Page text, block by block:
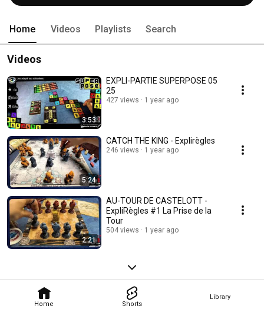
Home Shorts
Library
Home Videos Playlists Search
Videos
3:53
EXPLI-PARTIE SUPERPOSE 05
25
427 views 1 year ago
5:24
CATCH THE KING - Explirègles
246 views 1 year ago
2:21
AU-TOUR DE CASTELOTT -
ExpliRègles #1 La Prise de la
Tour
504 views 1 year ago